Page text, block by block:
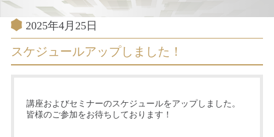
投
稿
2025年4月25日
スケジュールアップしました！
講座およびセミナーのスケジュールをアップしました。
皆様のご参加をお待ちしております！